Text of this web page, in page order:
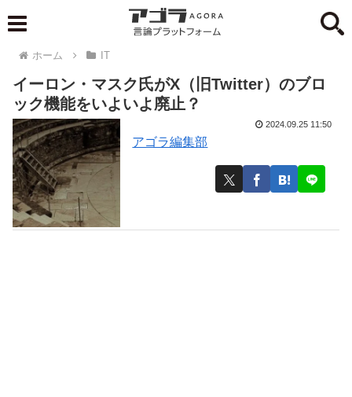
ホーム IT
イーロン・マスク氏がX（旧Twitter）のブロ
ック機能をいよいよ廃止？
アゴラ編集部
2024.09.25 11:50